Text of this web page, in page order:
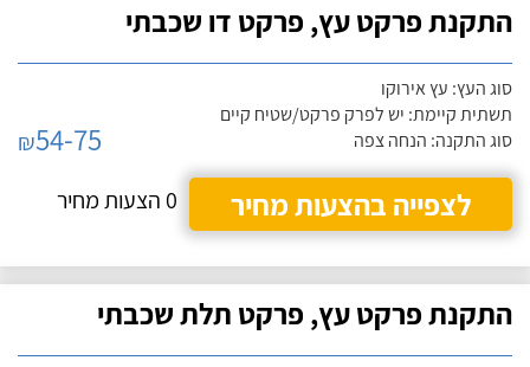
התקנת פרקט עץ, פרקט דו שכבתי
סוג העץ: עץ אירוקו
תשתית קיימת: יש לפרק פרקט/שטיח קיים
סוג התקנה: הנחה צפה
₪54-75
לצפייה בהצעות מחיר
0 הצעות מחיר
התקנת פרקט עץ, פרקט תלת שכבתי